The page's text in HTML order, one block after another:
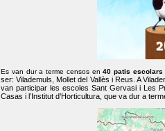
Es van dur a terme censos en40 patis escolars
ser: Vilademuls, Mollet del Vallès i Reus. A
van participar les escoles Sant Gervasi i Les
Casas i l’Institut d’Horticultura, que va dur a